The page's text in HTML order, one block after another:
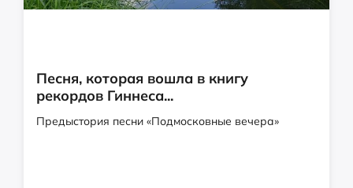
Песня, которая вошла в книгу
рекордов Гиннеса...
Предыстория песни «Подмосковные вечера»